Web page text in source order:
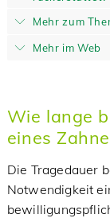
Mehr zum
Mehr im Web
Wie lange
eines
Die Tragedauer
Notwendigkeit